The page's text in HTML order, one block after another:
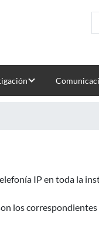
IP en toda la
los